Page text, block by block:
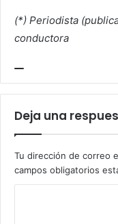
(*) Periodista
conductora
Deja una
Tu dirección de correo
campos obligatorios